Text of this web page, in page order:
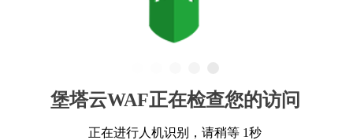
堡塔云WAF正在检查您的访问
正在进行人机识别，请稍等 1秒